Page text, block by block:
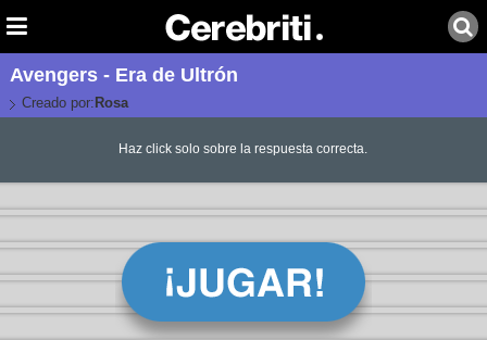
Avengers - Era de Ultrón
Creado por: Rosa
Haz click solo sobre la respuesta correcta.